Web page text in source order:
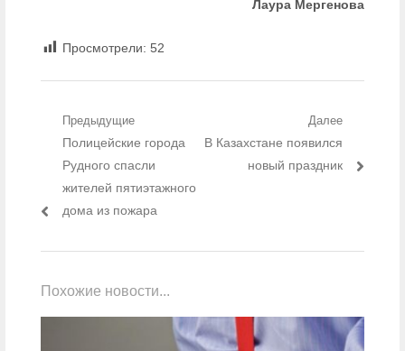
Лаура Мергенова
Просмотрели: 52
Навигация по записям
Предыдущие
Предыдущий пост:
Полицейские города
Рудного спасли
жителей пятиэтажного
дома из пожара
Далее
Следующий пост:
В Казахстане появился
новый праздник
Похожие новости...